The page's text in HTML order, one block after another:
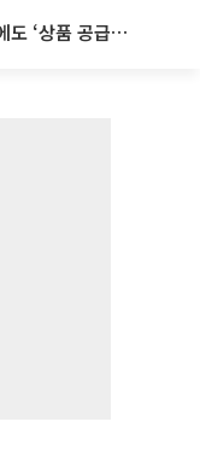
‘회생 D-3주’ 홈플러스, 영업 재개에도 ‘상품 공급망’ 복구가 생존 관건